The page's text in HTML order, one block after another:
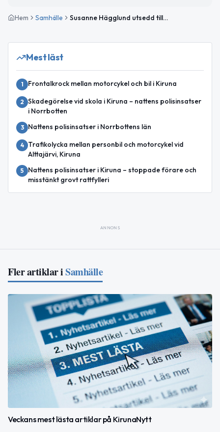
Hem Samhälle Susanne Hägglund utsedd till ny kommundirektör i Kiruna
Mest läst
1 Frontalkrock mellan motorcykel och bil i Kiruna
2 Skadegörelse vid skola i Kiruna – nattens polisinsatser
i Norrbotten
3 Nattens polisinsatser i Norrbottens län
4
Trafikolycka mellan personbil och motorcykel vid
Alttajärvi, Kiruna
5
Nattens polisinsatser i Kiruna – stoppade förare och
misstänkt grovt rattfylleri
ANNONS
Fler artiklar iSamhälle
Veckans mest lästa artiklar på KirunaNytt